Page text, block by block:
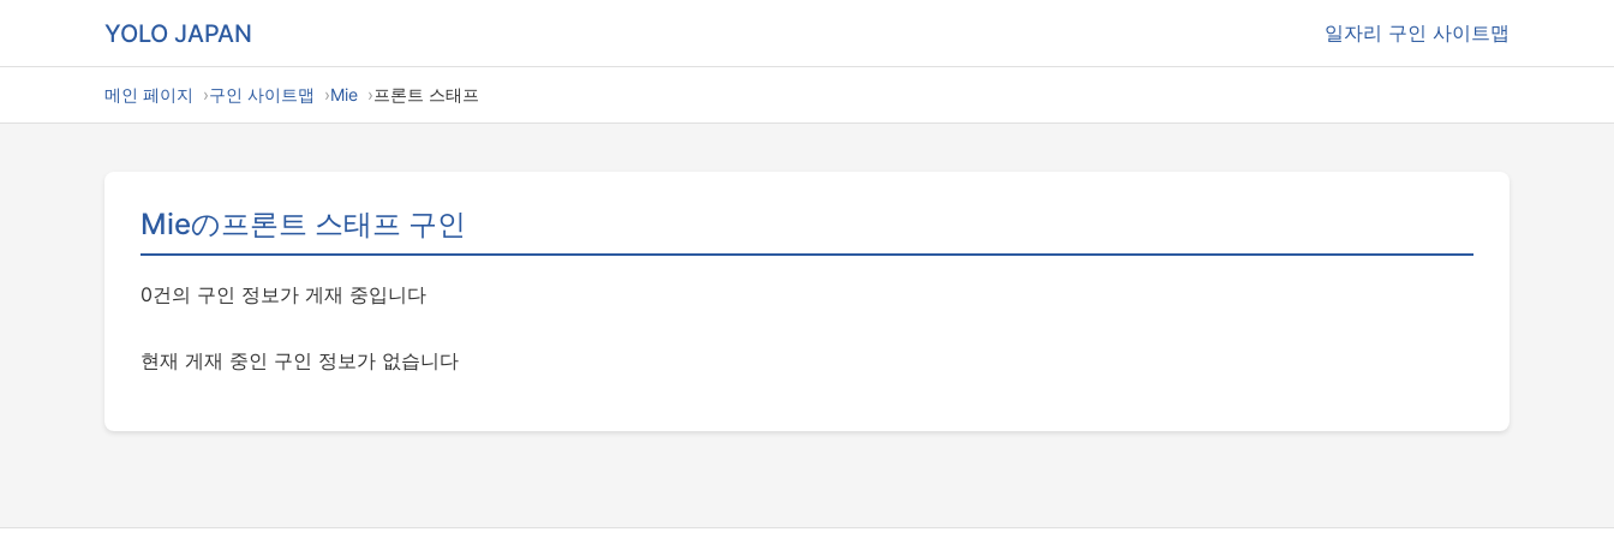
YOLO JAPAN 일자리 구인 사이트맵
메인 페이지 구인 사이트맵 Mie 프론트 스태프
Mieの프론트 스태프 구인
0건의 구인 정보가 게재 중입니다
현재 게재 중인 구인 정보가 없습니다